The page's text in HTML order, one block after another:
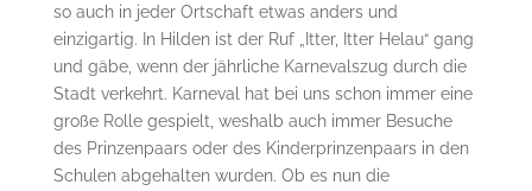
so auch in jeder Ortschaft etwas anders und
einzigartig. In Hilden ist der Ruf „Itter, Itter Helau“ gang
und gäbe, wenn der jährliche Karnevalszug durch die
Stadt verkehrt. Karneval hat bei uns schon immer eine
große Rolle gespielt, weshalb auch immer Besuche
des Prinzenpaars oder des Kinderprinzenpaars in den
Schulen abgehalten wurden. Ob es nun die